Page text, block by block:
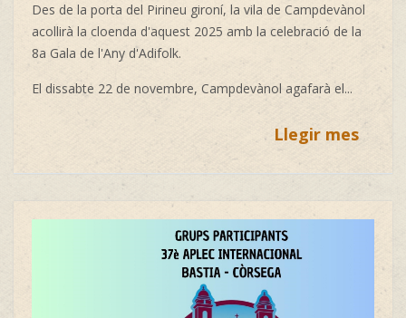
Des de la porta del Pirineu gironí, la vila de Campdevànol
acollirà la cloenda d'aquest 2025 amb la celebració de la
8a Gala de l'Any d'Adifolk.
El dissabte 22 de novembre, Campdevànol agafarà el...
Llegir mes